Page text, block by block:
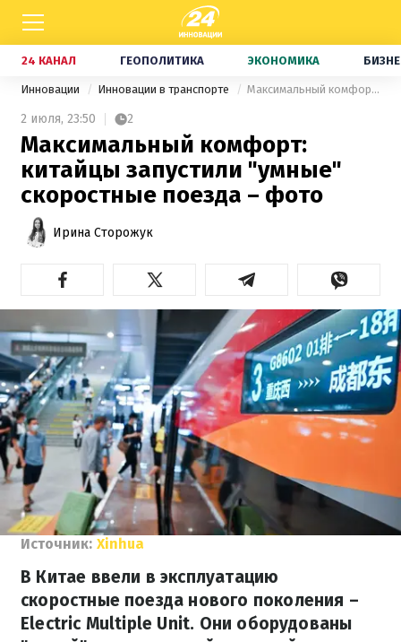
24 КАНАЛ ГЕОПОЛИТИКА ЭКОНОМИКА
Инновации Инновации в транспорте Максимальный комфорт: китайцы запустили "умные" скоростные поезда – фото
2 июля, 23:50 2
Максимальный комфорт:
китайцы запустили "умные"
скоростные поезда – фото
Ирина Сторожук
Источник: Xinhua
В Китае ввели в эксплуатацию
скоростные поезда нового поколения –
Electric Multiple Unit. Они оборудованы